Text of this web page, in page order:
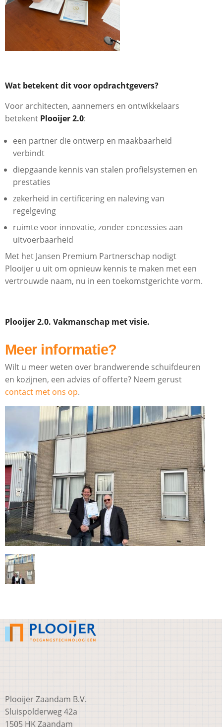
Wat betekent dit voor opdrachtgevers?
Voor architecten, aannemers en ontwikkelaars
betekent Plooijer 2.0:
een partner die ontwerp en maakbaarheid
verbindt
diepgaande kennis van stalen profielsystemen en
prestaties
zekerheid in certificering en naleving van
regelgeving
ruimte voor innovatie, zonder concessies aan
uitvoerbaarheid
Met het Jansen Premium Partnerschap nodigt
Plooijer u uit om opnieuw kennis te maken met een
vertrouwde naam, nu in een toekomstgerichte vorm.
Plooijer 2.0. Vakmanschap met visie.
Meer informatie?
Wilt u meer weten over brandwerende schuifdeuren
en kozijnen, een advies of offerte? Neem gerust
contact met ons op.
Plooijer Zaandam B.V.
Sluispolderweg 42a
1505 HK Zaandam